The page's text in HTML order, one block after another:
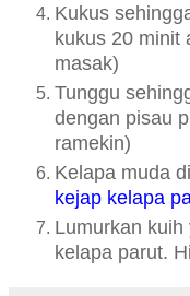
Kukus
kukus 20 minit
masak)
Tunggu
dengan pisau
ramekin)
Kelapa muda
kejap kelapa
Lumurkan
kelapa parut.